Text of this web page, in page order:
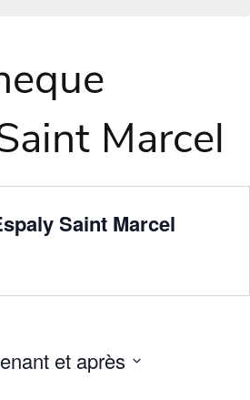
Marcel
Saint Marcel
et après